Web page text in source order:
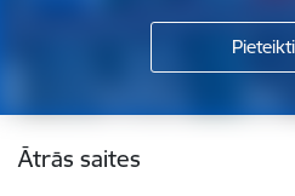
Kājene
Ātrās saites